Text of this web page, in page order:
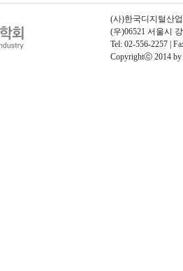
(사)한국디지털산
(우)06521 서울시
Tel: 02-556-2257 |
Copyrightⓒ 2014 by